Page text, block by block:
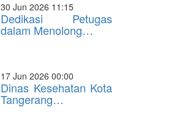
30 Jun 2026 11:15
Dedikasi Petugas
dalam Menolong…
17 Jun 2026 00:00
Dinas Kesehatan Kota
Tangerang…